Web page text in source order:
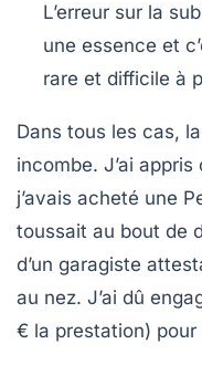
L’erreur sur la
une essence et
rare et difficile à
Dans tous les cas,
incombe. J’ai
j’avais acheté une
toussait au bout de
d’un garagiste
au nez. J’ai dû
€ la prestation)